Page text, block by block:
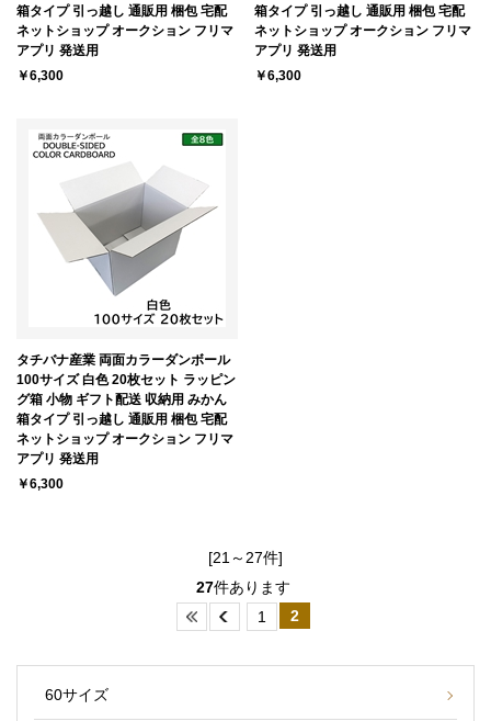
箱タイプ 引っ越し 通販用 梱包 宅配
ネットショップ オークション フリマ
アプリ 発送用
￥6,300
箱タイプ 引っ越し 通販用 梱包 宅配
ネットショップ オークション フリマ
アプリ 発送用
￥6,300
タチバナ産業 両面カラーダンボール
100サイズ 白色 20枚セット ラッピン
グ箱 小物 ギフト配送 収納用 みかん
箱タイプ 引っ越し 通販用 梱包 宅配
ネットショップ オークション フリマ
アプリ 発送用
￥6,300
[21～27件]
27件あります
1
2
60サイズ